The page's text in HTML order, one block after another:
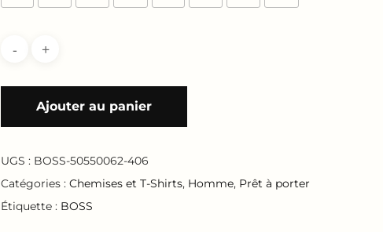
Ajouter au panier
UGS : BOSS-50550062-406
Catégories :Chemises et T-Shirts, Homme, Prêt à porter
Étiquette : BOSS